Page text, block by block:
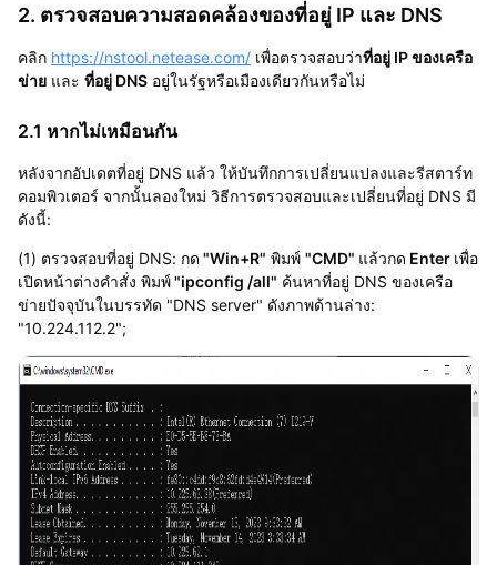
2. ตรวจสอบความสอดคล้องของที่อยู่ IP และ DNS
คลิก https://nstool.netease.com/เพื่อตรวจสอบว่าที่อยู่ IP ของเครือ
ข่ายและ ที่อยู่ DNSอยู่ในรัฐหรือเมืองเดียวกันหรือไม่
2.1 หากไม่เหมือนกัน
หลังจากอัปเดตที่อยู่ DNS แล้ว ให้บันทึกการเปลี่ยนแปลงและรีสตาร์ท
คอมพิวเตอร์ จากนั้นลองใหม่ วิธีการตรวจสอบและเปลี่ยนที่อยู่ DNS มี
ดังนี้:
(1) ตรวจสอบที่อยู่ DNS: กด "Win+R" พิมพ์ "CMD" แล้วกด Enter เพื่อ
เปิดหน้าต่างคำสั่ง พิมพ์"ipconfig /all" ค้นหาที่อยู่ DNS ของเครือ
ข่ายปัจจุบันในบรรทัด "DNS server" ดังภาพด้านล่าง:
"10.224.112.2";